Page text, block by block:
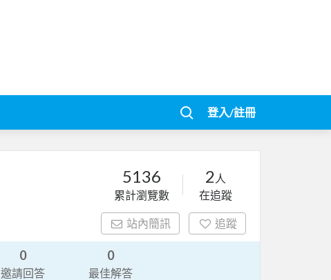
登入/註冊
5136
累計瀏覽數
2 人
在追蹤
站內簡訊 追蹤
0
邀請回答
0
最佳解答